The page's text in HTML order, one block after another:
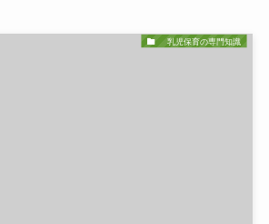
乳児保育の専門知識